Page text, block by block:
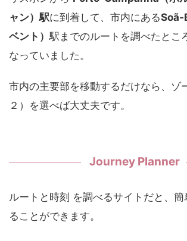
ャン）駅に到着して、市内にあるSoã-
ベント）駅までのルートを調べたとこ
なっていました。
市内の主要部を移動するだけなら、ゾ
２）を選べば大丈夫です。
Journey Planner
ルートと時刻 を調べるサイトだと、
ることができます。